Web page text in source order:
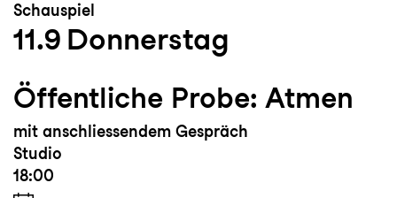
Schauspiel
11.9 Donnerstag
Öffentliche Probe: Atmen
mit anschliessendem Gespräch
Studio
18:00